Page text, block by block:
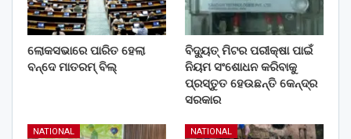
ଲୋକସଭାରେ ପାରିତ ହେଲା
ବନ୍ଦେ ମାତରମ୍‌ ବିଲ୍‌
ବିଦ୍ୟୁତ୍ ମିଟର ପରୀକ୍ଷା ପାଇଁ
ନିୟମ ସଂଶୋଧନ କରିବାକୁ
ପ୍ରସ୍ତୁତ ହେଉଛନ୍ତି କେନ୍ଦ୍ର
ସରକାର
NATIONAL NATIONAL